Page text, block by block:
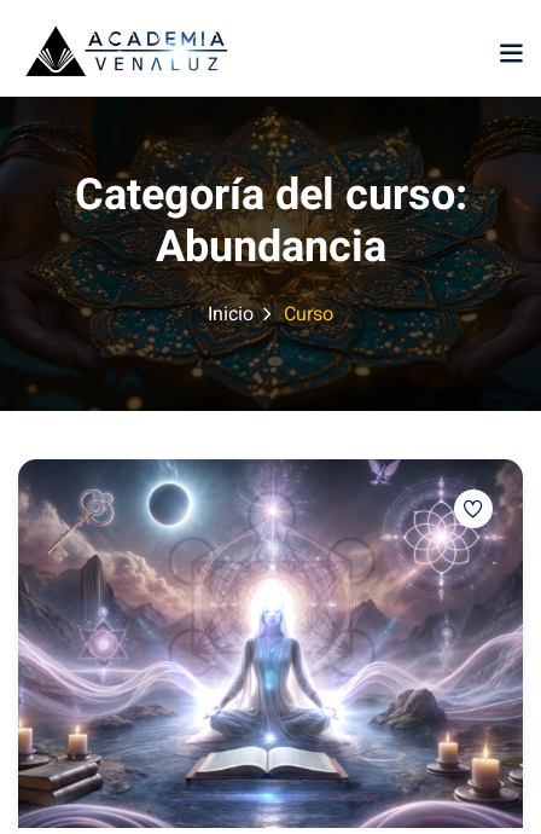
Categoría del curso:
Abundancia
Inicio Curso
Sign in
Sign in
Don’t have an account?Sign up
Remember me Lost your password?
Sign up
Already have an account?Sign in